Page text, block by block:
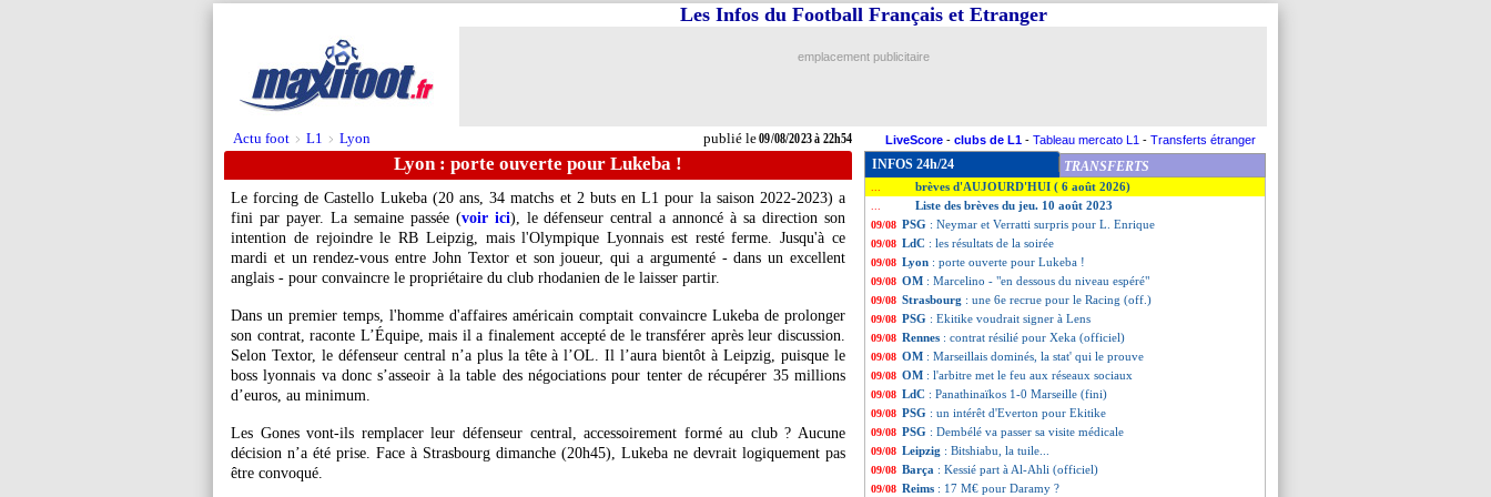
Actu foot > L1 > Lyon publié le09/08/2023 à 22h54
Les Infos du Football Français et Etranger
emplacement publicitaire
LiveScore - clubs de L1 - Tableau mercato L1 - Transferts étranger
Lyon : porte ouverte pour Lukeba !
Le forcing de Castello Lukeba(20 ans, 34 matchs et 2 buts en L1 pour la saison 2022-2023) a
fini par payer. La semaine passée (voir ici), le défenseur central a annoncé à sa direction son
intention de rejoindre le RB Leipzig, mais l'Olympique Lyonnais est resté ferme. Jusqu'à ce
mardi et un rendez-vous entre John Textor et son joueur, qui a argumenté - dans un excellent
anglais - pour convaincre le propriétaire du club rhodanien de le laisser partir.
Dans un premier temps, l'homme d'affaires américain comptait convaincre Lukeba de prolonger
son contrat, raconte L’Équipe, mais il a finalement accepté de le transférer après leur discussion.
Selon Textor, le défenseur central n’a plus la tête à l’OL. Il l’aura bientôt à Leipzig, puisque le
boss lyonnais va donc s’asseoir à la table des négociations pour tenter de récupérer 35 millions
d’euros, au minimum.
Les Gones vont-ils remplacer leur défenseur central, accessoirement formé au club ? Aucune
décision n’a été prise. Face à Strasbourg dimanche (20h45), Lukeba ne devrait logiquement pas
être convoqué.
INFOS 24h/24 TRANSFERTS
brèves d'AUJOURD'HUI ( 6 août 2026)
Liste des brèves du jeu. 10 août 2023
09/08 PSG : Neymar et Verratti surpris pour L. Enrique
09/08 LdC : les résultats de la soirée
09/08 Lyon : porte ouverte pour Lukeba !
09/08 OM : Marcelino - "en dessous du niveau espéré"
09/08 Strasbourg : une 6e recrue pour le Racing (off.)
09/08 PSG : Ekitike voudrait signer à Lens
09/08 Rennes : contrat résilié pour Xeka (officiel)
09/08 OM : Marseillais dominés, la stat' qui le prouve
09/08 OM : l'arbitre met le feu aux réseaux sociaux
09/08 LdC : Panathinaïkos 1-0 Marseille (fini)
09/08 PSG : un intérêt d'Everton pour Ekitike
09/08 PSG : Dembélé va passer sa visite médicale
09/08 Leipzig : Bitshiabu, la tuile...
09/08 Barça : Kessié part à Al-Ahli (officiel)
09/08 Reims : 17 M€ pour Daramy ?